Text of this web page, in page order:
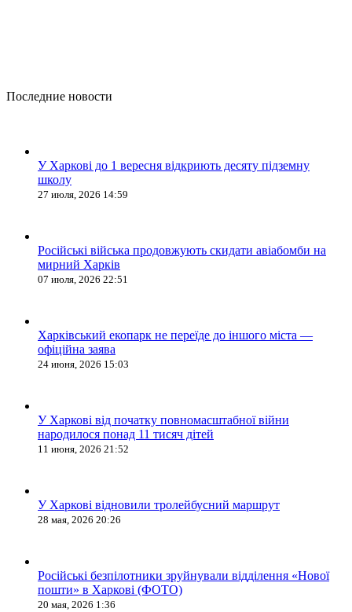
Последние новости
У Харкові до 1 вересня відкриють десяту підземну
школу
27 июля, 2026 14:59
Російські війська продовжують скидати авіабомби на
мирний Харків
07 июля, 2026 22:51
Харківський екопарк не переїде до іншого міста —
офіційна заява
24 июня, 2026 15:03
У Харкові від початку повномасштабної війни
народилося понад 11 тисяч дітей
11 июня, 2026 21:52
У Харкові відновили тролейбусний маршрут
28 мая, 2026 20:26
Російські безпілотники зруйнували відділення «Нової
пошти» в Харкові (ФОТО)
20 мая, 2026 1:36